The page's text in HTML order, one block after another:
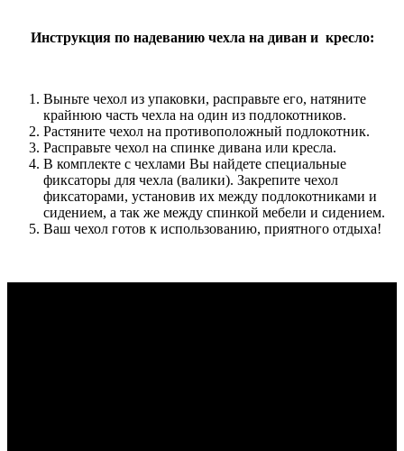
Инструкция по надеванию чехла на диван и кресло:
Выньте чехол из упаковки, расправьте его, натяните
крайнюю часть чехла на один из подлокотников.
Растяните чехол на противоположный подлокотник.
Расправьте чехол на спинке дивана или кресла.
В комплекте с чехлами Вы найдете специальные
фиксаторы для чехла (валики). Закрепите чехол
фиксаторами, установив их между подлокотниками и
сидением, а так же между спинкой мебели и сидением.
Ваш чехол готов к использованию, приятного отдыха!